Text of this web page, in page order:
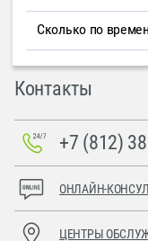
Сколько по
Контакты
+7 (812)
ОНЛАЙН-
ЦЕНТРЫ